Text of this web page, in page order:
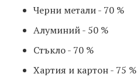
Черни метали - 70 %
Алуминий - 50 %
Стъкло - 70 %
Хартия и картон - 75 %